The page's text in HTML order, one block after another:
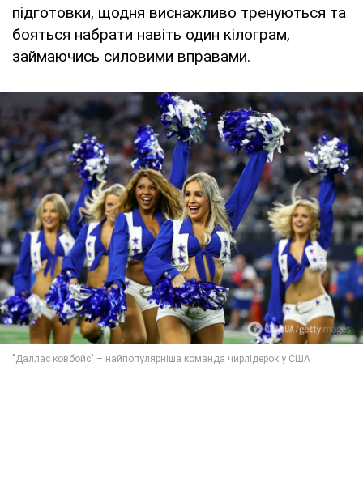
підготовки, щодня виснажливо тренуються та
бояться набрати навіть один кілограм,
займаючись силовими вправами.